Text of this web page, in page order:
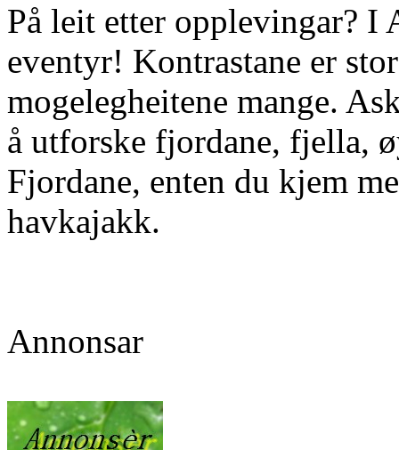
På leit etter opplevingar?
eventyr! Kontrastane er
mogelegheitene mange.
å utforske fjordane, fjella,
Fjordane, enten du kjem
havkajakk.
Annonsar